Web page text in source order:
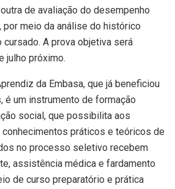
de avaliação do desempenho
por meio da análise do histórico
A prova objetiva será
julho próximo.
da Embasa, que já beneficiou
é um instrumento de formação
social, que possibilita aos
práticos e teóricos de
no processo seletivo recebem
assistência médica e fardamento
de curso preparatório e prática